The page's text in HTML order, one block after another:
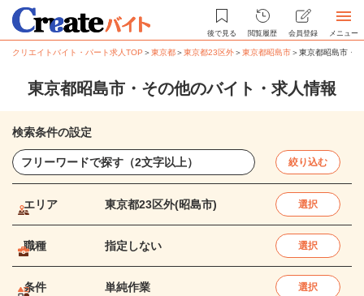
後で見る 閲覧履歴 会員登録 メニュー
クリエイトバイト・パート求人TOP ＞東京都＞東京都23区外＞東京都昭島市＞東京都昭島市・
東京都昭島市・その他のバイト・求人情報
検索条件の設定
絞り込む
エリア 東京都23区外(昭島市) 選択
職種 指定しない 選択
条件 単純作業 選択